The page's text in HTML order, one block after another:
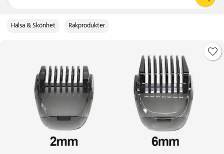
Hälsa & Skönhet Rakprodukter